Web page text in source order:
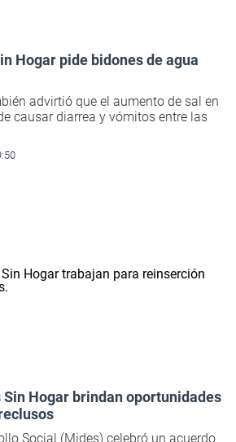
Hogar pide bidones de agua
advirtió que el aumento de sal en
causar diarrea y vómitos entre las
Hogar brindan oportunidades
Social (Mides) celebró un acuerdo